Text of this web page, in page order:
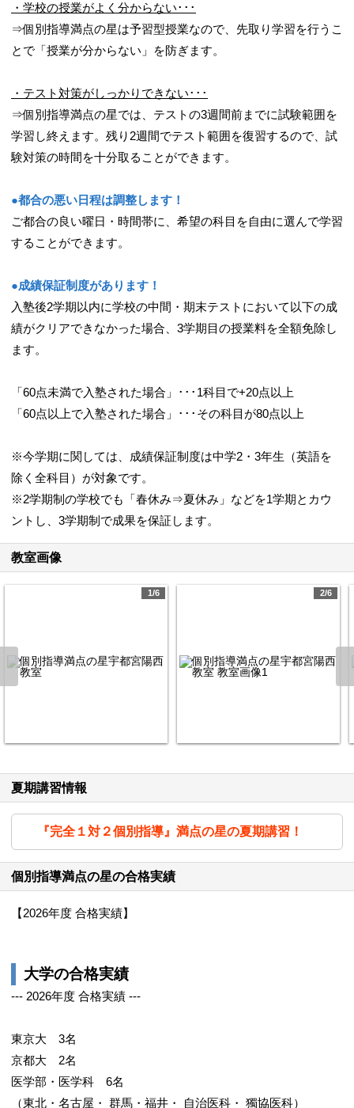
・学校の授業がよく分からない･･･
⇒個別指導満点の星は予習型授業なので、先取り学習を行うこ
とで「授業が分からない」を防ぎます。
・テスト対策がしっかりできない･･･
⇒個別指導満点の星では、テストの3週間前までに試験範囲を
学習し終えます。残り2週間でテスト範囲を復習するので、試
験対策の時間を十分取ることができます。
●都合の悪い日程は調整します！
ご都合の良い曜日・時間帯に、希望の科目を自由に選んで学習
することができます。
●成績保証制度があります！
入塾後2学期以内に学校の中間・期末テストにおいて以下の成
績がクリアできなかった場合、3学期目の授業料を全額免除し
ます。
「60点未満で入塾された場合」･･･1科目で+20点以上
「60点以上で入塾された場合」･･･その科目が80点以上
※今学期に関しては、成績保証制度は中学2・3年生（英語を
除く全科目）が対象です。
※2学期制の学校でも「春休み⇒夏休み」などを1学期とカウ
ントし、3学期制で成果を保証します。
教室画像
1/6 2/6
夏期講習情報
『完全１対２個別指導』満点の星の夏期講習！
個別指導満点の星の合格実績
【2026年度 合格実績】
大学の合格実績
--- 2026年度 合格実績 ---
東京大 3名
京都大 2名
医学部・医学科 6名
（東北・名古屋・ 群馬・福井・ 自治医科・ 獨協医科）